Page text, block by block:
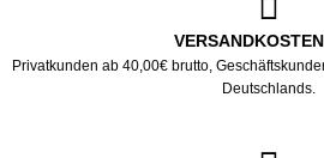
Privatkunden ab 40,00€ brutto,
Deutschlands.